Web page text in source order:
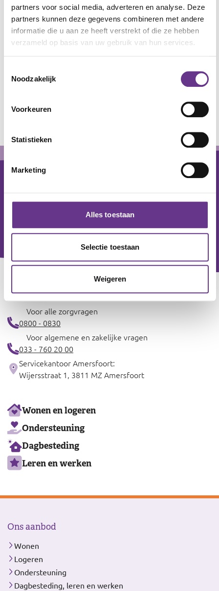
partners voor social media, adverteren en analyse. Deze
partners kunnen deze gegevens combineren met andere
informatie die u aan ze heeft verstrekt of die ze hebben
verzameld op basis van uw gebruik van hun services.
Noodzakelijk
Voorkeuren
Statistieken
Marketing
Alles toestaan
Selectie toestaan
Weigeren
is? Op deze speciale pagina over begeleid wonen
vind je meer informatie. Op de pagina over
beschermd wonen kun je meer lezen over
beschermd wonen. Je kunt ook altijd contact
Kaart
+
Contact
Voor alle zorgvragen
0800 - 0830
Voor algemene en zakelijke vragen
033 - 760 20 00
Servicekantoor Amersfoort:
Wijersstraat 1, 3811 MZ Amersfoort
Ons
aanbod
Wonen en logeren
Ondersteuning
Dagbesteding
Leren en werken
Ons aanbod
Wonen
Logeren
Ondersteuning
Dagbesteding, leren en werken